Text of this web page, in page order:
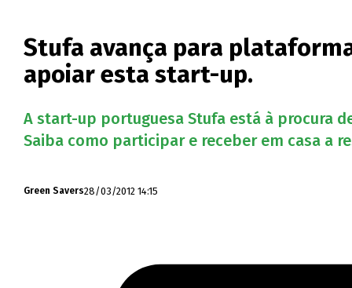
Stufa avança para
apoiar esta start-up.
A start-up portuguesa Stufa está à procura
Saiba como participar e receber em casa a
Green Savers28/03/2012 14:15